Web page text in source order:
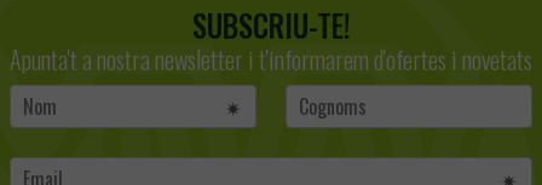
SUBSCRIU-TE!
Apunta't a nostra newsletter i t'informarem d'ofertes i novetats